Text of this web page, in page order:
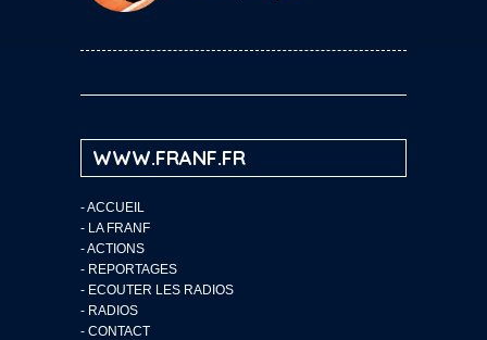
WWW.FRANF.FR
-ACCUEIL
- LA FRANF
-ACTIONS
- REPORTAGES
- ECOUTER LES RADIOS
- RADIOS
- CONTACT